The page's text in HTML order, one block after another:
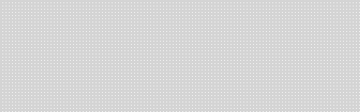
18
19
20